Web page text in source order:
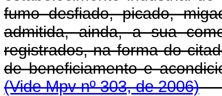
fumo desfiado, picado,
admitida, ainda, a sua
registrados, na forma do
de beneficiamento e
(Vide Mpv nº 303, de 2006)